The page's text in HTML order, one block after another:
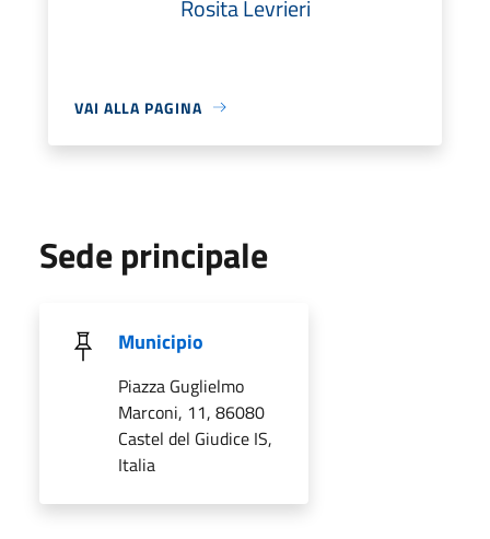
Rosita Levrieri
VAI ALLA PAGINA
Sede principale
Municipio
Piazza Guglielmo
Marconi, 11, 86080
Castel del Giudice IS,
Italia